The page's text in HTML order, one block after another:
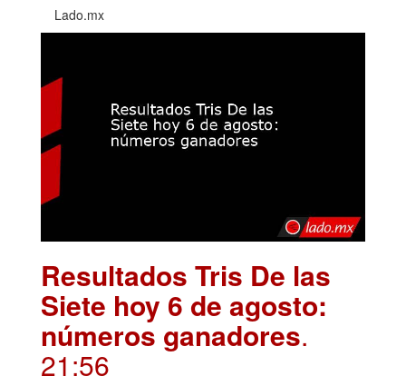
Lado.mx
Resultados Tris De las
Siete hoy 6 de agosto:
números ganadores.
21:56